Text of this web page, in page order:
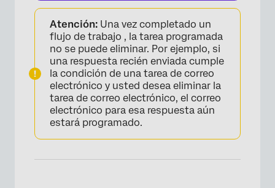
Atención: Una vez completado un
flujo de trabajo , la tarea programada
no se puede eliminar. Por ejemplo, si
una respuesta recién enviada cumple
la condición de una tarea de correo
electrónico y usted desea eliminar la
tarea de correo electrónico, el correo
electrónico para esa respuesta aún
estará programado.